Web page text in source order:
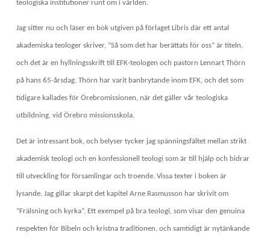
teologiska institutioner runt om i världen.
Jag sitter nu och läser en bok utgiven på förlaget Libris där ett antal
akademiska teologer skriver, ”Så som det har berättats för oss” är titeln,
och det är en hyllningsskrift till EFK-teologen och pastorn Lennart Thörn
på hans 65-årsdag. Thörn har varit banbrytande inom EFK, och det som
tidigare kallades för Örebromissionen, när det gäller vår teologiska
utbildning, vid Örebro missionsskola.
Det är intressant bok, och belyser tycker jag spänningsfältet mellan strikt
akademisk teologi och en konfessionell teologi som är till hjälp och bidrar
till utveckling för församlingar och troende. Vissa texter i boken är
lysande. Jag gillar skarpt det kapitel Arne Rasmusson har skrivit om
”Frälsning och kyrka”. Ett exempel på bra teologi, som visar den genuina
respekten för Bibeln och kristna traditionen, och samtidigt är nytänkande